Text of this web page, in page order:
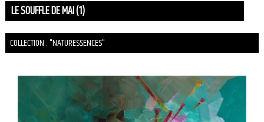
LE SOUFFLE DE MAI (1)
COLLECTION : "NATURESSENCES"